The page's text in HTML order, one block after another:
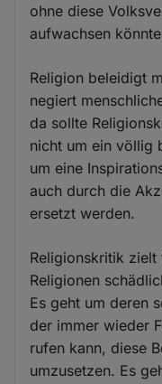
ohne diese
aufwachsen
Religion beleidigt
negiert
da sollte
nicht um ein völlig
um eine
auch durch die
ersetzt werden.
Religionskritik
Religionen
Es geht um deren
der immer wieder
rufen kann, diese
umzusetzen. Es